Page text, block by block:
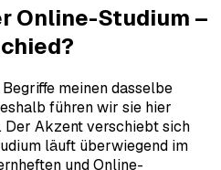
Online-Studium –
meinen dasselbe
führen wir sie hier
Der Akzent verschiebt sich
läuft überwiegend im
und Online-